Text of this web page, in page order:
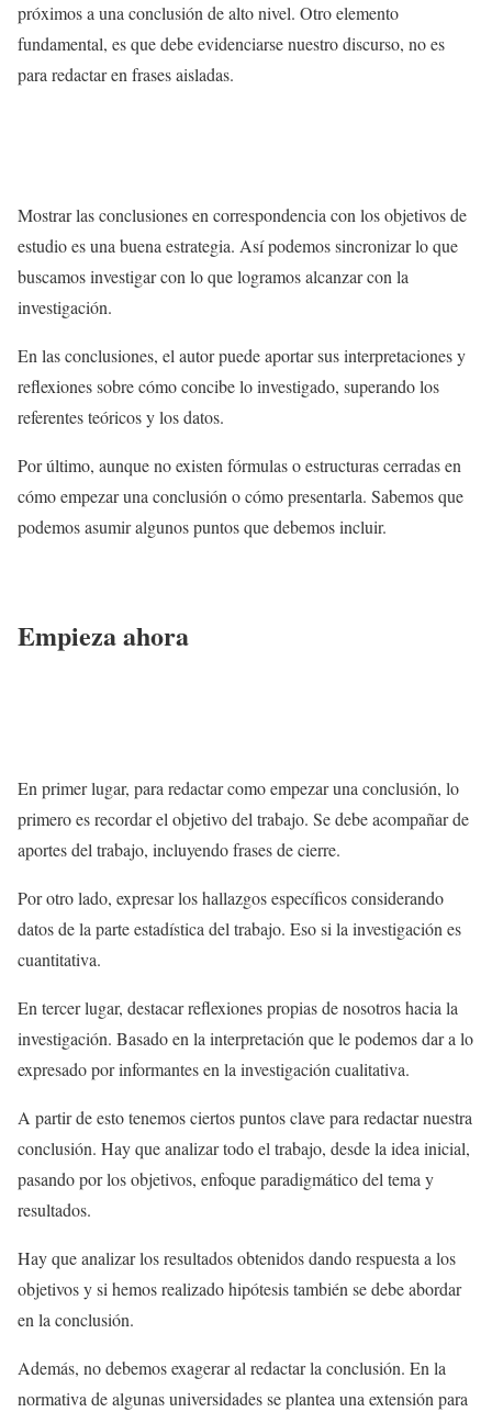
próximos a una conclusión de alto nivel. Otro elemento
fundamental, es que debe evidenciarse nuestro discurso, no es
para redactar en frases aisladas.
Mostrar las conclusiones en correspondencia con los objetivos de
estudio es una buena estrategia. Así podemos sincronizar lo que
buscamos investigar con lo que logramos alcanzar con la
investigación.
En las conclusiones, el autor puede aportar sus interpretaciones y
reflexiones sobre cómo concibe lo investigado, superando los
referentes teóricos y los datos.
Por último, aunque no existen fórmulas o estructuras cerradas en
cómo empezar una conclusión o cómo presentarla. Sabemos que
podemos asumir algunos puntos que debemos incluir.
Empieza ahora
En primer lugar, para redactar como empezar una conclusión, lo
primero es recordar el objetivo del trabajo. Se debe acompañar de
aportes del trabajo, incluyendo frases de cierre.
Por otro lado, expresar los hallazgos específicos considerando
datos de la parte estadística del trabajo. Eso si la investigación es
cuantitativa.
En tercer lugar, destacar reflexiones propias de nosotros hacia la
investigación. Basado en la interpretación que le podemos dar a lo
expresado por informantes en la investigación cualitativa.
A partir de esto tenemos ciertos puntos clave para redactar nuestra
conclusión. Hay que analizar todo el trabajo, desde la idea inicial,
pasando por los objetivos, enfoque paradigmático del tema y
resultados.
Hay que analizar los resultados obtenidos dando respuesta a los
objetivos y si hemos realizado hipótesis también se debe abordar
en la conclusión.
Además, no debemos exagerar al redactar la conclusión. En la
normativa de algunas universidades se plantea una extensión para